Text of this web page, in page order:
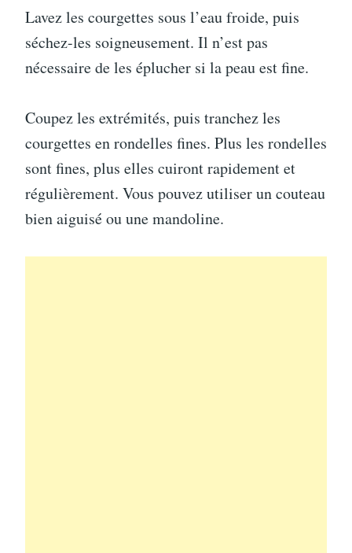
Lavez les courgettes sous l’eau froide, puis
séchez-les soigneusement. Il n’est pas
nécessaire de les éplucher si la peau est fine.
Coupez les extrémités, puis tranchez les
courgettes en rondelles fines. Plus les rondelles
sont fines, plus elles cuiront rapidement et
régulièrement. Vous pouvez utiliser un couteau
bien aiguisé ou une mandoline.